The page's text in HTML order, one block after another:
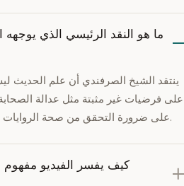
ما هو النقد الرئيسي الذي
ينتقد الشيخ الصرفندي أن علم الحديث
على فرضيات غير مثبتة مثل عدالة
على ضرورة التحقق من صحة الروايات وعدم الاعتماد على الظن.
كيف يفسر الفيديو مفهوم